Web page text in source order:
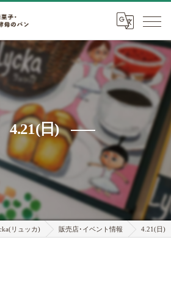
4.21(日)
リュッカ) 販売店･イベント情報 4.21(日)